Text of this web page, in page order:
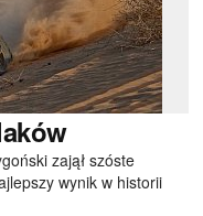
zajął szóste
wynik w historii